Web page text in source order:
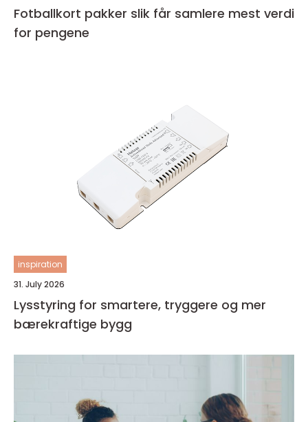
Fotballkort pakker slik får samlere mest verdi
for pengene
inspiration
31. July 2026
Lysstyring for smartere, tryggere og mer
bærekraftige bygg